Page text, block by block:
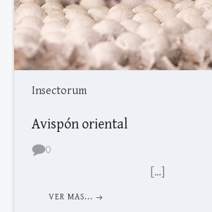
Insectorum
Avispón oriental
0
[…]
VER MAS...